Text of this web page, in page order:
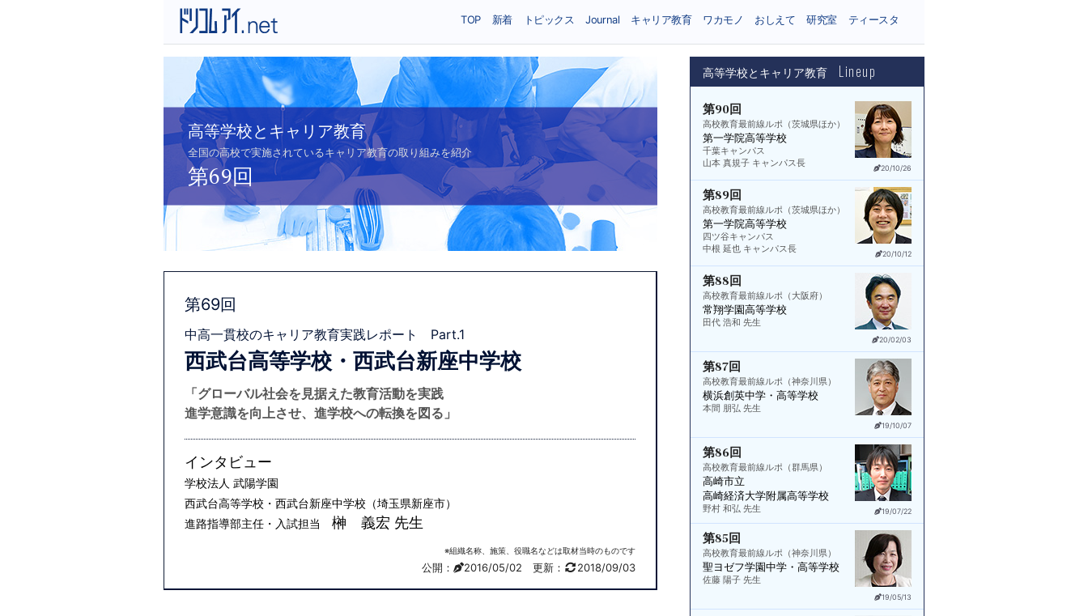
TOP 新着 トピックス Journal キャリア教育 ワカモノ おしえて 研究室 ティースタ
高等学校とキャリア教育
全国の高校で実施されているキャリア教育の取り組みを紹介
第69回
第69回
中高一貫校のキャリア教育実践レポート Part.1
西武台高等学校・西武台新座中学校
「グローバル社会を見据えた教育活動を実践
進学意識を向上させ、進学校への転換を図る」
インタビュー
学校法人 武陽学園
西武台高等学校・西武台新座中学校（埼玉県新座市）
進路指導部主任・入試担当 榊 義宏 先生
※組織名称、施策、役職名などは取材当時のものです
公開： 2016/05/02 更新： 2018/09/03
高等学校とキャリア教育 Lineup
20/10/26
第90回
高校教育最前線ルポ（茨城県ほか）
第一学院高等学校
千葉キャンパス
山本 真規子 キャンパス長
20/10/12
第89回
高校教育最前線ルポ（茨城県ほか）
第一学院高等学校
四ツ谷キャンパス
中根 延也 キャンパス長
20/02/03
第88回
高校教育最前線ルポ（大阪府）
常翔学園高等学校
田代 浩和 先生
19/10/07
第87回
高校教育最前線ルポ（神奈川県）
横浜創英中学・高等学校
本間 朋弘 先生
19/07/22
第86回
高校教育最前線ルポ（群馬県）
高崎市立
高崎経済大学附属高等学校
野村 和弘 先生
19/05/13
第85回
高校教育最前線ルポ（神奈川県）
聖ヨゼフ学園中学・高等学校
佐藤 陽子 先生